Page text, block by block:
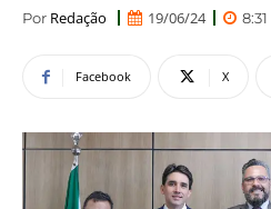
Por Redação 19/06/24
Facebook X